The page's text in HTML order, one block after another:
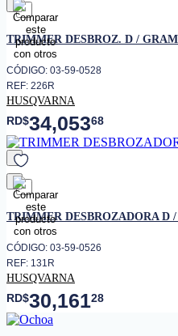
favorito
TRIMMER DESBROZ. D /
CÓDIGO: 03-59-0528
REF: 226R
HUSQVARNA
RD$34,05368
favorito
TRIMMER DESBROZADORA D
CÓDIGO: 03-59-0526
REF: 131R
HUSQVARNA
RD$30,16128